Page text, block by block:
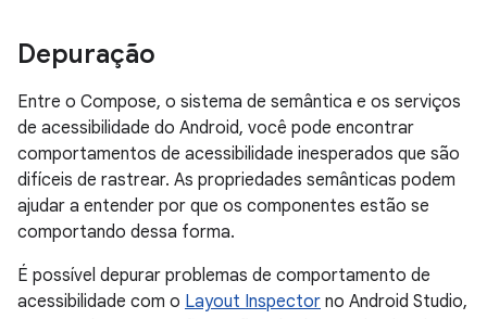
Depuração
Entre o Compose, o sistema de semântica e os serviços
de acessibilidade do Android, você pode encontrar
comportamentos de acessibilidade inesperados que são
difíceis de rastrear. As propriedades semânticas podem
ajudar a entender por que os componentes estão se
comportando dessa forma.
É possível depurar problemas de comportamento de
acessibilidade com o Layout Inspector no Android Studio,